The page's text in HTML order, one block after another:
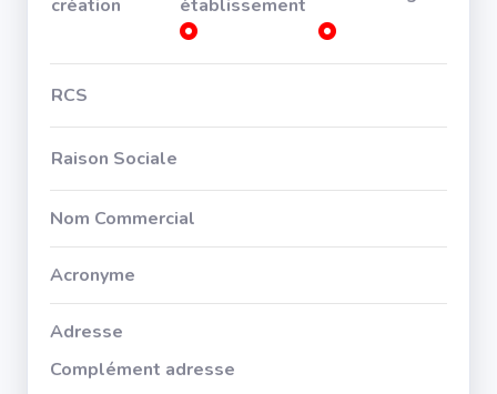
création
établissement
RCS
Raison Sociale
Nom Commercial
Acronyme
Adresse
Complément adresse